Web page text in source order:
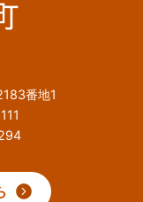
番地1